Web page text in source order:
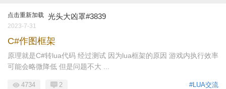
点击重新加载 光头大凶罩#3839
2023-7-31
C#作图框架
原理就是C#转lua代码 经过测试 因为lua框架的原因 游戏内执行效率
可能会略微降低 但是问题不大 ...
#LUA交流
4734 2